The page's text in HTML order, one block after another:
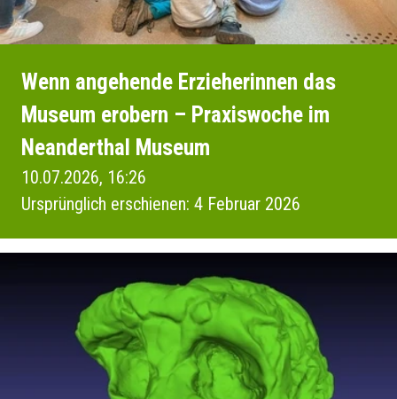
Wenn angehende Erzieherinnen das
Museum erobern – Praxiswoche im
Neanderthal Museum
10.07.2026, 16:26
Ursprünglich erschienen: 4 Februar 2026